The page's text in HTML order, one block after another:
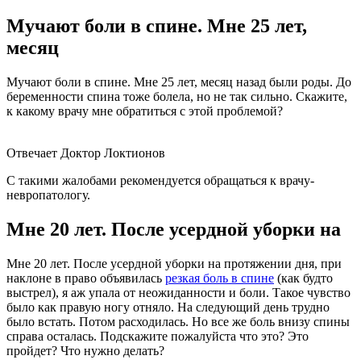
Мучают боли в спине. Мне 25 лет,
месяц
Мучают боли в спине. Мне 25 лет, месяц назад были роды. До
беременности спина тоже болела, но не так сильно. Скажите,
к какому врачу мне обратиться с этой проблемой?
Отвечает Доктор Локтионов
С такими жалобами рекомендуется обращаться к врачу-
невропатологу.
Мне 20 лет. После усердной уборки на
Мне 20 лет. После усердной уборки на протяжении дня, при
наклоне в право объявилась резкая боль в спине (как будто
выстрел), я аж упала от неожиданности и боли. Такое чувство
было как правую ногу отняло. На следующий день трудно
было встать. Потом расходилась. Но все же боль внизу спины
справа осталась. Подскажите пожалуйста что это? Это
пройдет? Что нужно делать?